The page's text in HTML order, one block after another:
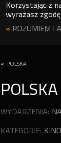
Korzystając z
wyrażasz
» ROZUMIEM I
« POLSKA
POLSKA
WYDARZENIA:
KATEGORIE: KINO